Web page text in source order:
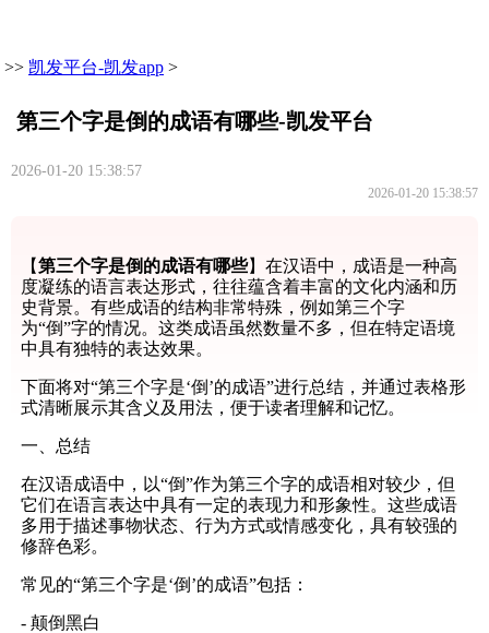
>> 凯发平台-凯发app >
第三个字是倒的成语有哪些-凯发平台
2026-01-20 15:38:57
2026-01-20 15:38:57
【第三个字是倒的成语有哪些】在汉语中，成语是一种高
度凝练的语言表达形式，往往蕴含着丰富的文化内涵和历
史背景。有些成语的结构非常特殊，例如第三个字
为“倒”字的情况。这类成语虽然数量不多，但在特定语境
中具有独特的表达效果。
下面将对“第三个字是‘倒’的成语”进行总结，并通过表格形
式清晰展示其含义及用法，便于读者理解和记忆。
一、总结
在汉语成语中，以“倒”作为第三个字的成语相对较少，但
它们在语言表达中具有一定的表现力和形象性。这些成语
多用于描述事物状态、行为方式或情感变化，具有较强的
修辞色彩。
常见的“第三个字是‘倒’的成语”包括：
- 颠倒黑白